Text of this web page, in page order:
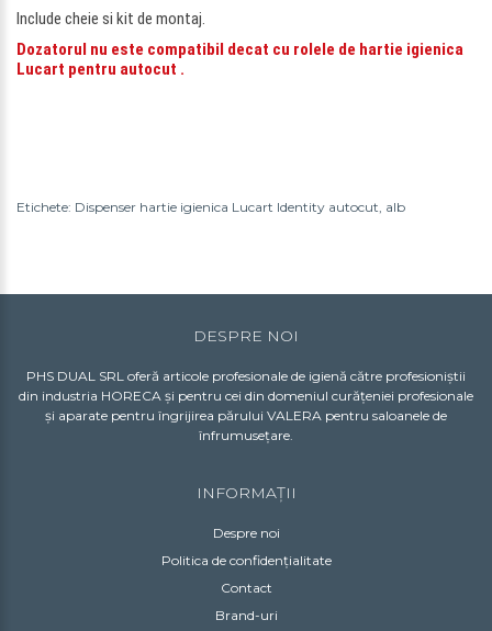
Include cheie si kit de montaj.
Dozatorul nu este compatibil decat cu rolele de hartie igienica
Lucart pentru autocut .
Etichete: Dispenser hartie igienica Lucart Identity autocut, alb
DESPRE NOI
PHS DUAL SRL oferă articole profesionale de igienă către profesioniștii
din industria HORECA și pentru cei din domeniul curățeniei profesionale
și aparate pentru îngrijirea părului VALERA pentru saloanele de
înfrumusețare.
INFORMAȚII
Despre noi
Politica de confidențialitate
Contact
Brand-uri